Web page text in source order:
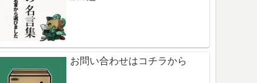
お問い合わせはコチラから